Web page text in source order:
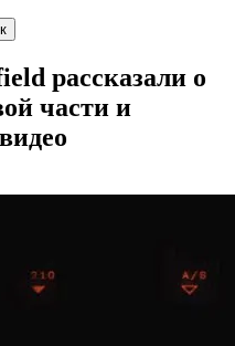
рассказали о
части и